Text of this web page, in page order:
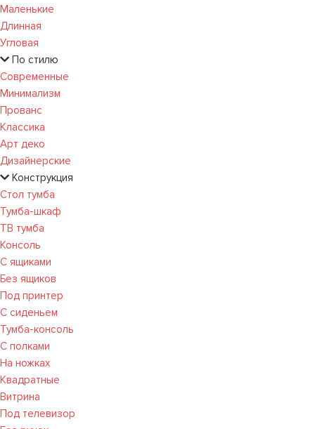
Маленькие
Длинная
Угловая
По стилю
Современные
Минимализм
Прованс
Классика
Арт деко
Дизайнерские
Конструкция
Стол тумба
Тумба-шкаф
ТВ тумба
Консоль
С ящиками
Без ящиков
Под принтер
С сиденьем
Тумба-консоль
С полками
На ножках
Квадратные
Витрина
Под телевизор